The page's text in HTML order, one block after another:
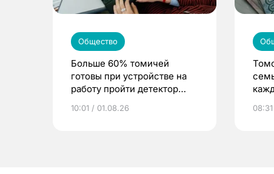
Общество
Больше 60% томичей
готовы при устройстве на
работу пройти детектор
10:01 / 01.08.26